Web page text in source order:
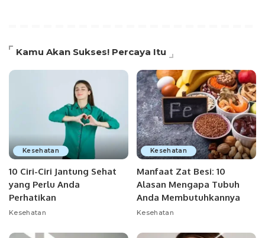
Kamu Akan Sukses! Percaya Itu
Kesehatan
10 Ciri-Ciri Jantung Sehat
yang Perlu Anda
Perhatikan
Kesehatan
Kesehatan
Manfaat Zat Besi: 10
Alasan Mengapa Tubuh
Anda Membutuhkannya
Kesehatan